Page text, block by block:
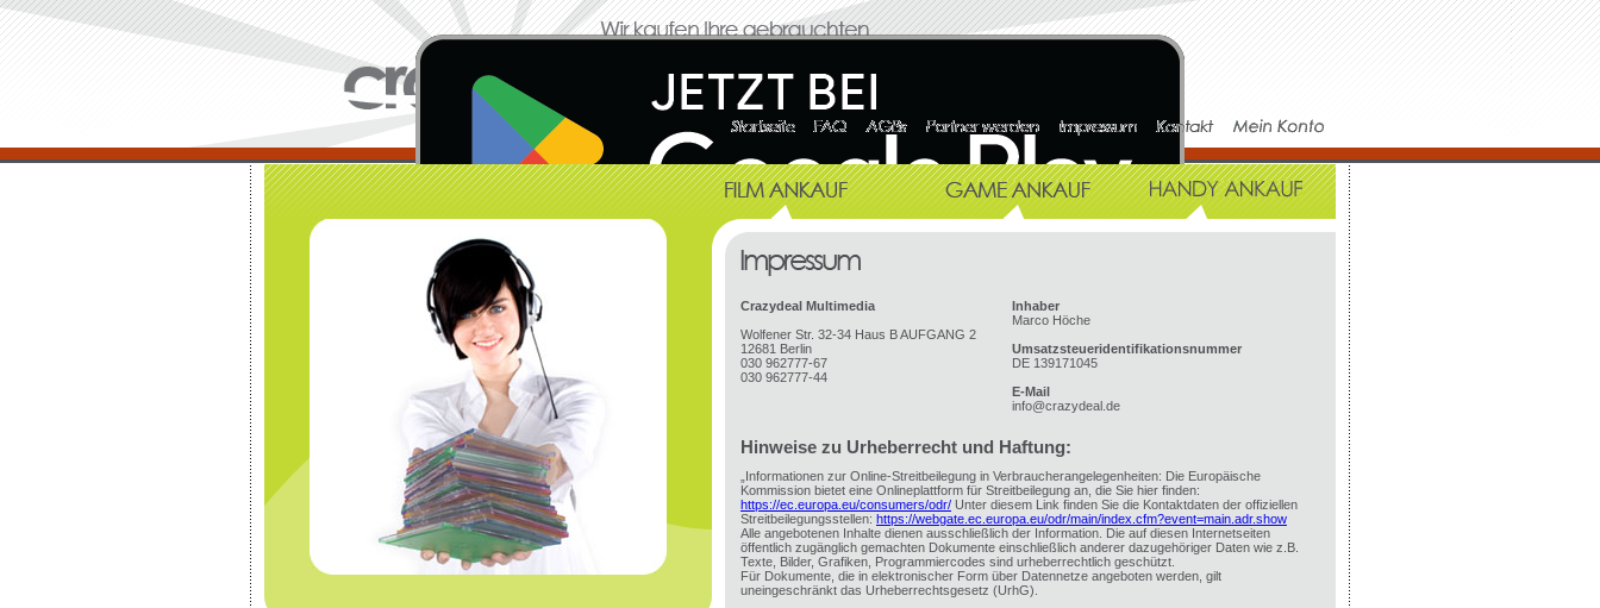
Crazydeal Multimedia
Inhaber
Marco Höche
Wolfener Str. 32-34 Haus B AUFGANG 2
12681 Berlin
Umsatzsteueridentifikationsnummer
030 962777-67
DE 139171045
030 962777-44
E-Mail
info@crazydeal.de
Hinweise zu Urheberrecht und Haftung:
„Informationen zur Online-Streitbeilegung in Verbraucherangelegenheiten: Die Europäische
Kommission bietet eine Onlineplattform für Streitbeilegung an, die Sie hier finden:
https://ec.europa.eu/consumers/odr/ Unter diesem Link finden Sie die Kontaktdaten der offiziellen
Streitbeilegungsstellen: https://webgate.ec.europa.eu/odr/main/index.cfm?event=main.adr.show
Alle angebotenen Inhalte dienen ausschließlich der Information. Die auf diesen Internetseiten
öffentlich zugänglich gemachten Dokumente einschließlich anderer dazugehöriger Daten wie z.B.
Texte, Bilder, Grafiken, Programmiercodes sind urheberrechtlich geschützt.
Für Dokumente, die in elektronischer Form über Datennetze angeboten werden, gilt
uneingeschränkt das Urheberrechtsgesetz (UrhG).